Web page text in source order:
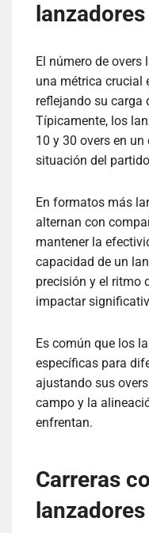
lanzadores
El número de
una métrica crucial
reflejando su carga
Típicamente, los
10 y 30 overs en
situación del
En formatos más
alternan con
mantener la
capacidad de un
precisión y el ritmo
impactar
Es común que los
específicas para
ajustando sus
campo y la
enfrentan.
Carreras
lanzadores